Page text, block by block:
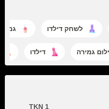
לשחק דילדו
גמירה דילדו
1 TKN